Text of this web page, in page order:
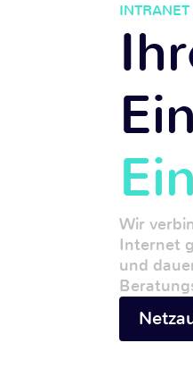
Wir
Internet
und